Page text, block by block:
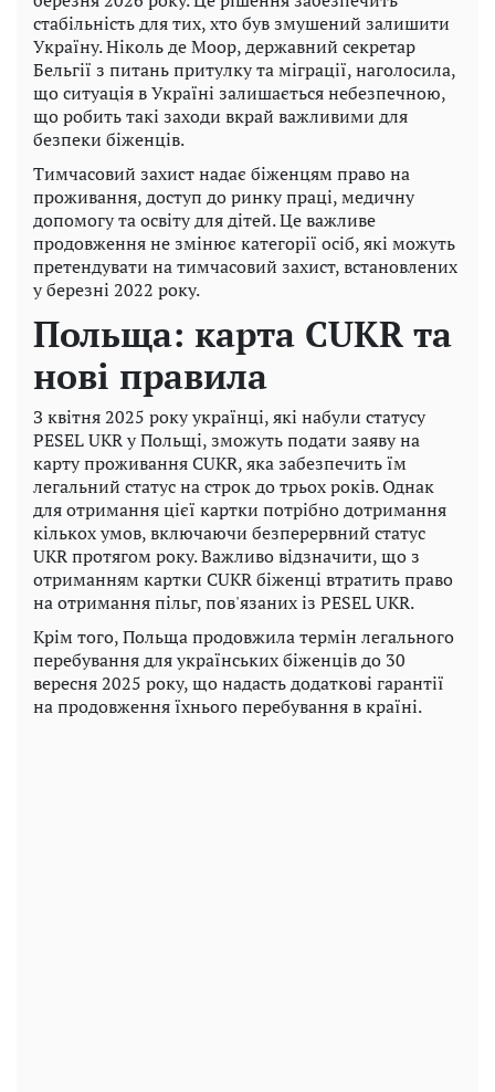
стабільність для тих, хто був змушений залишити
Україну. Ніколь де Моор, державний секретар
Бельгії з питань притулку та міграції, наголосила,
що ситуація в Україні залишається небезпечною,
що робить такі заходи вкрай важливими для
безпеки біженців.
Тимчасовий захист надає біженцям право на
проживання, доступ до ринку праці, медичну
допомогу та освіту для дітей. Це важливе
продовження не змінює категорії осіб, які можуть
претендувати на тимчасовий захист, встановлених
у березні 2022 року.
Польща: карта CUKR та
нові правила
З квітня 2025 року українці, які набули статусу
PESEL UKR у Польщі, зможуть подати заяву на
карту проживання CUKR, яка забезпечить їм
легальний статус на строк до трьох років. Однак
для отримання цієї картки потрібно дотримання
кількох умов, включаючи безперервний статус
UKR протягом року. Важливо відзначити, що з
отриманням картки CUKR біженці втратить право
на отримання пільг, пов'язаних із PESEL UKR.
Крім того, Польща продовжила термін легального
перебування для українських біженців до 30
вересня 2025 року, що надасть додаткові гарантії
на продовження їхнього перебування в країні.